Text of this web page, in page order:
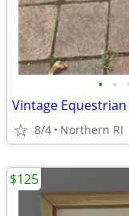
• •
8/4 Northern RI
$125